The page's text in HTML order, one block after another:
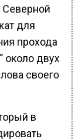
Северной
для
прохода
около двух
своего
в